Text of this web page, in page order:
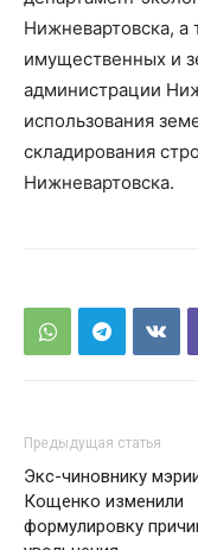
Нижневартовска, а
имущественных и
администрации
использования
складирования
Нижневартовска.
Предыдущая статья
Экс-чиновнику
Кощенко изменили
формулировку